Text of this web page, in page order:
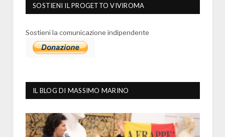
SOSTIENI IL PROGETTO VIVIROMA
Sostieni la comunicazione indipendente
IL BLOG DI MASSIMO MARINO